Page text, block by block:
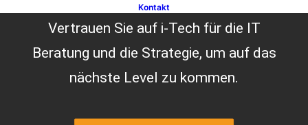
Kontakt
Vertrauen Sie auf i-Tech für die IT
Beratung und die Strategie, um auf das
nächste Level zu kommen.